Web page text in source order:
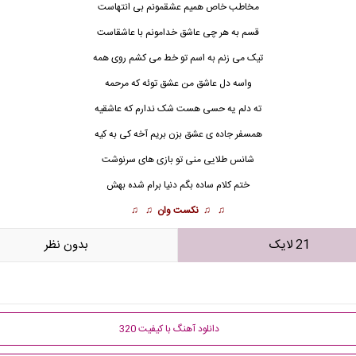
مخاطب خاص همیم عشقمونم بی انتهاست
قسم به هر چی عاشق خدامونم با عاشقاست
تیک می زنم به اسم تو خط می کشم روی همه
واسه دل عاشق من عشق توئه که مرحمه
ته دلم یه حسی هست شک ندارم که عاشقیه
همسفر جاده ی عشق بزن بریم آخه کی به کیه
شانس طلایی منی تو بازی های سرنوشت
ختم کلام ساده بگم دنیا برام شده بهش
♫ ♫ نکست وان ♫ ♫
21 لایک بدون نظر
دانلود آهنگ با کیفیت 320